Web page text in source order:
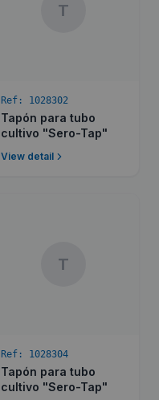
T
Ref: 1028302
Tapón para tubo
cultivo "Sero-Tap"
View detail
T
Ref: 1028304
Tapón para tubo
cultivo "Sero-Tap"